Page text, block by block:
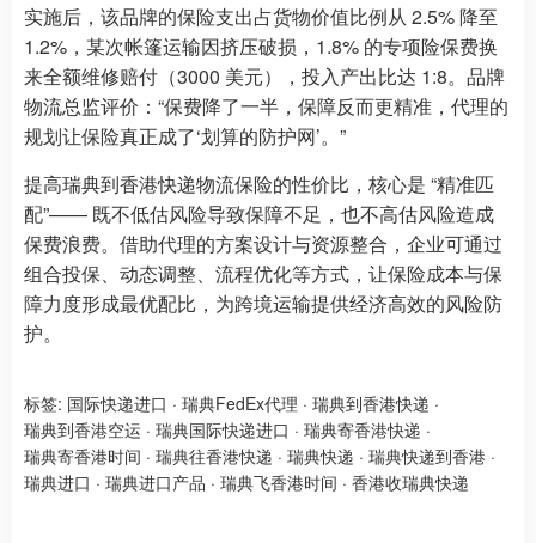
实施后，该品牌的保险支出占货物价值比例从 2.5% 降至
1.2%，某次帐篷运输因挤压破损，1.8% 的专项险保费换
来全额维修赔付（3000 美元），投入产出比达 1:8。品牌
物流总监评价：“保费降了一半，保障反而更精准，代理的
规划让保险真正成了‘划算的防护网’。”
提高瑞典到香港快递物流保险的性价比，核心是 “精准匹
配”—— 既不低估风险导致保障不足，也不高估风险造成
保费浪费。借助代理的方案设计与资源整合，企业可通过
组合投保、动态调整、流程优化等方式，让保险成本与保
障力度形成最优配比，为跨境运输提供经济高效的风险防
护。
标签: 国际快递进口 · 瑞典FedEx代理 · 瑞典到香港快递 ·
瑞典到香港空运 · 瑞典国际快递进口 · 瑞典寄香港快递 ·
瑞典寄香港时间 · 瑞典往香港快递 · 瑞典快递 · 瑞典快递到香港 ·
瑞典进口 · 瑞典进口产品 · 瑞典飞香港时间 · 香港收瑞典快递​​